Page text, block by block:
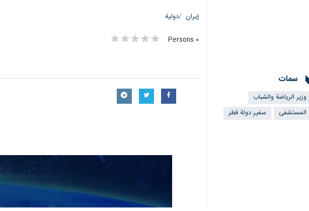
إيران دولية
٠ Persons
سمات
وزير الرياضة والشباب
المستشفى
سفير دولة قطر